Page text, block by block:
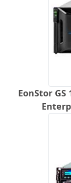
EonStor GS